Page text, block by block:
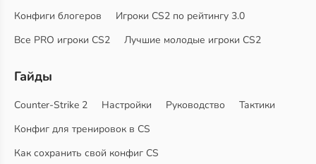
Конфиги блогеров
Игроки CS2 по рейтингу 3.0
Все PRO игроки CS2
Лучшие молодые игроки CS2
Гайды
Counter-Strike 2 Настройки Руководство
Тактики
Конфиг для тренировок в CS
Как сохранить свой конфиг CS